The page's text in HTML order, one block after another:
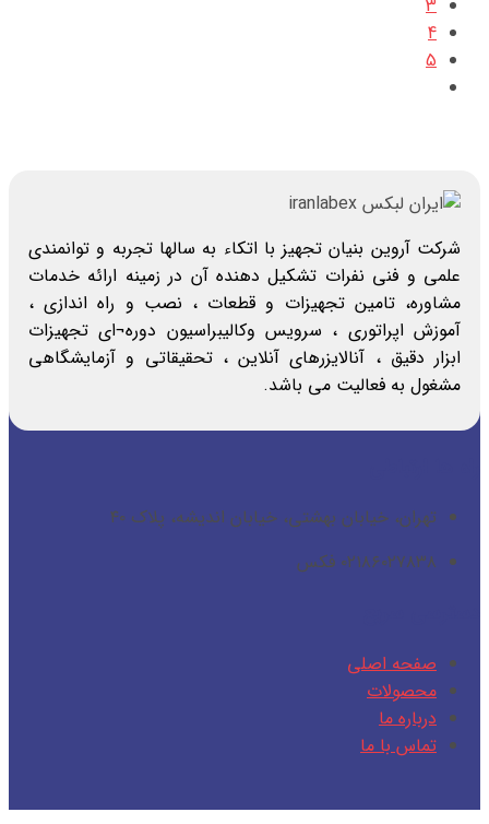
3
4
5
شرکت آروین بنیان تجهیز با اتکاء به سالها تجربه و توانمندی
علمی و فنی نفرات تشکیل دهنده آن در زمینه ارائه خدمات
مشاوره، تامین تجهیزات و قطعات ، نصب و راه اندازی ،
آموزش اپراتوری ، سرویس وکالیبراسیون دوره¬ای تجهیزات
ابزار دقیق ، آنالایزرهای آنلاین ، تحقیقاتی و آزمایشگاهی
مشغول به فعالیت می باشد.
تهران، خیابان بهشتی، خیابان اندیشه، پلاک ۴۰
۰۲۱۸۶۰۲۷۸۳۸ فکس
صفحه اصلی
محصولات
درباره ما
تماس با ما